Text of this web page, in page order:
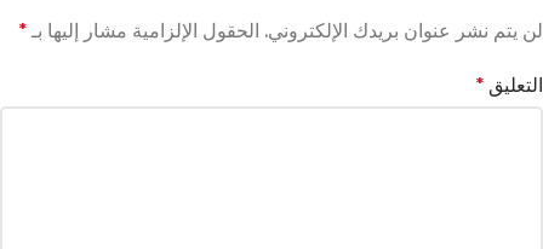
لن يتم نشر عنوان بريدك الإلكتروني. الحقول الإلزامية مشار إليها بـ *
التعليق *